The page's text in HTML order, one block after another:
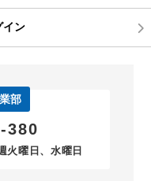
イン
部
380
火曜日、水曜日